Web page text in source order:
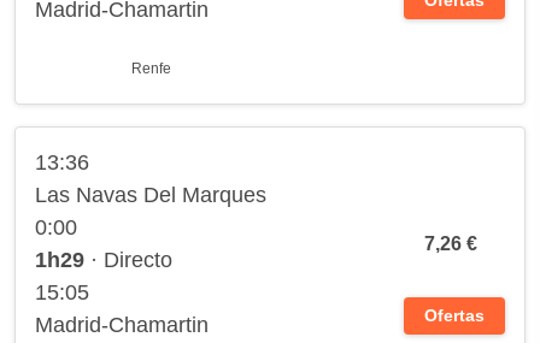
Madrid-Chamartin
Renfe
13:36
Las Navas Del Marques
0:00
1h29 · Directo
15:05
Madrid-Chamartin
7,26 €
Ofertas